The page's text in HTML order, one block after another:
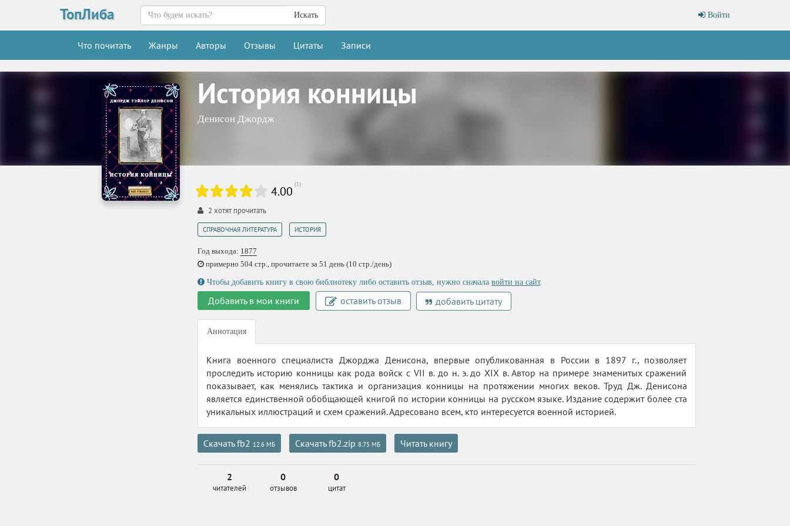
ТопЛиба Войти
Искать
Что почитать Жанры Авторы Отзывы Цитаты Записи
История конницы
Денисон Джордж
4.00 (1)
2 хотят прочитать
СПРАВОЧНАЯ ЛИТЕРАТУРА ИСТОРИЯ
Год выхода: 1877
примерно 504 стр., прочитаете за 51 день (10 стр./день)
Чтобы добавить книгу в свою библиотеку либо оставить отзыв, нужно сначала войти на сайт.
Добавить в мои книги оставить отзыв добавить цитату
Аннотация
Книга военного специалиста Джорджа Денисона, впервые опубликованная в России в 1897 г., позволяет
проследить историю конницы как рода войск с VII в. до н. э. до XIX в. Автор на примере знаменитых сражений
показывает, как менялись тактика и организация конницы на протяжении многих веков. Труд Дж. Денисона
является единственной обобщающей книгой по истории конницы на русском языке. Издание содержит более ста
уникальных иллюстраций и схем сражений. Адресовано всем, кто интересуется военной историей.
Скачать fb2 12.6 МБ Скачать fb2.zip 8.75 МБ Читать книгу
2
читателей
0
отзывов
0
цитат